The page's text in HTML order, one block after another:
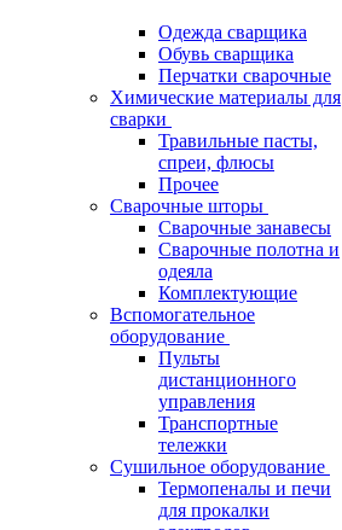
Одежда сварщика
Обувь сварщика
Перчатки сварочные
Химические материалы для
сварки
Травильные пасты,
спреи, флюсы
Прочее
Сварочные шторы
Сварочные занавесы
Сварочные полотна и
одеяла
Комплектующие
Вспомогательное
оборудование
Пульты
дистанционного
управления
Транспортные
тележки
Сушильное оборудование
Термопеналы и печи
для прокалки